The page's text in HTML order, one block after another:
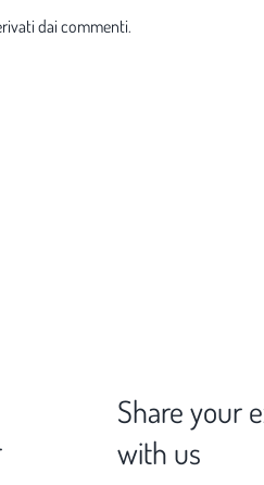
dai commenti.
Share your
with us